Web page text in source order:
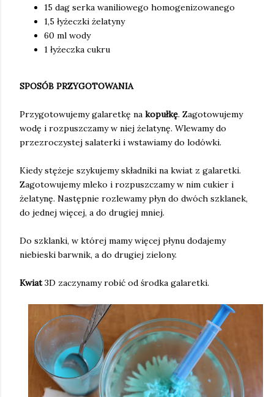
15 dag serka waniliowego homogenizowanego
1,5 łyżeczki żelatyny
60 ml wody
1 łyżeczka cukru
SPOSÓB PRZYGOTOWANIA
Przygotowujemy galaretkę na kopułkę. Zagotowujemy
wodę i rozpuszczamy w niej żelatynę. Wlewamy do
przezroczystej salaterki i wstawiamy do lodówki.
Kiedy stężeje szykujemy składniki na kwiat z galaretki.
Zagotowujemy mleko i rozpuszczamy w nim cukier i
żelatynę. Następnie rozlewamy płyn do dwóch szklanek,
do jednej więcej, a do drugiej mniej.
Do szklanki, w której mamy więcej płynu dodajemy
niebieski barwnik, a do drugiej zielony.
Kwiat3D zaczynamy robić od środka galaretki.